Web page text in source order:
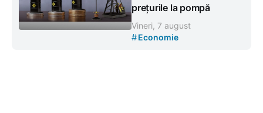
prețurile la pompă
Vineri, 7 august
#Economie